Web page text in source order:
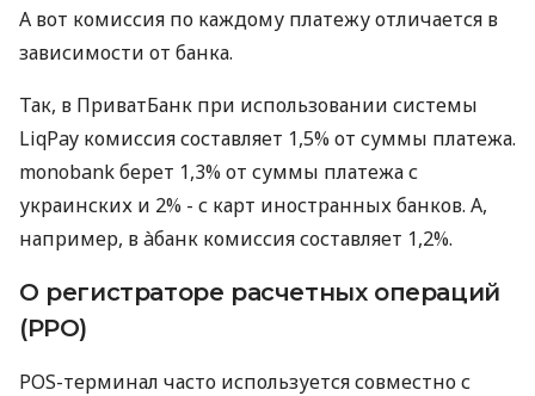
А вот комиссия по каждому платежу отличается в
зависимости от банка.
Так, в ПриватБанк при использовании системы
LiqPay комиссия составляет 1,5% от суммы платежа.
monobank берет 1,3% от суммы платежа с
украинских и 2% - с карт иностранных банков. А,
например, в àбанк комиссия составляет 1,2%.
О регистраторе расчетных операций
(РРО)
POS-терминал часто используется совместно с